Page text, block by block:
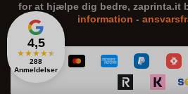
4,5
★★★★★
288
Anmeldelser
for at hjælpe dig bedre, zaprinta.it
information -